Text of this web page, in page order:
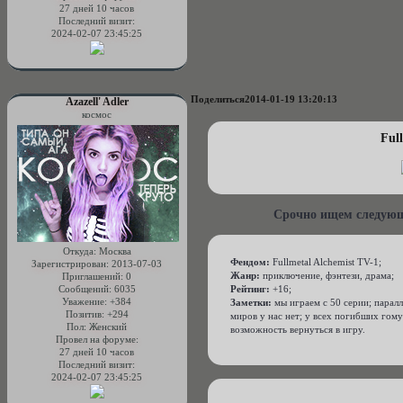
27 дней 10 часов
Последний визит:
2024-02-07 23:45:25
Поделиться2014-01-19 13:20:13
Azazell' Adler
космос
Откуда: Москва
Зарегистрирован: 2013-07-03
Приглашений: 0
Сообщений: 6035
Уважение: +384
Позитив: +294
Пол: Женский
Провел на форуме:
27 дней 10 часов
Последний визит:
2024-02-07 23:45:25
Срочно ищем
Фендом: Fullmetal Alchemist TV-1;
Жанр: приключение, фэнтези, драма;
Рейтинг: +16;
Заметки: мы играем с 50 серии;
миров у нас нет; у всех погибших
возможность вернуться в игру.